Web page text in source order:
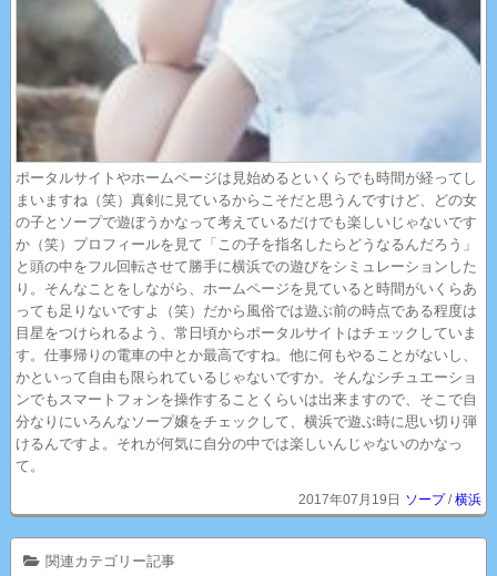
ポータルサイトやホームページは見始めるといくらでも時間が経ってし
まいますね（笑）真剣に見ているからこそだと思うんですけど、どの女
の子とソープで遊ぼうかなって考えているだけでも楽しいじゃないです
か（笑）プロフィールを見て「この子を指名したらどうなるんだろう」
と頭の中をフル回転させて勝手に横浜での遊びをシミュレーションした
り。そんなことをしながら、ホームページを見ていると時間がいくらあ
っても足りないですよ（笑）だから風俗では遊ぶ前の時点である程度は
目星をつけられるよう、常日頃からポータルサイトはチェックしていま
す。仕事帰りの電車の中とか最高ですね。他に何もやることがないし、
かといって自由も限られているじゃないですか。そんなシチュエーショ
ンでもスマートフォンを操作することくらいは出来ますので、そこで自
分なりにいろんなソープ嬢をチェックして、横浜で遊ぶ時に思い切り弾
けるんですよ。それが何気に自分の中では楽しいんじゃないのかなっ
て。
2017年07月19日 ソープ/横浜
関連カテゴリー記事